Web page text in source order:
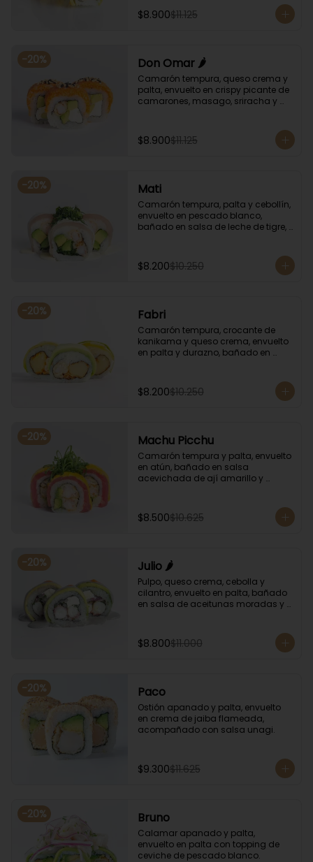
$8.900$11.125
-20% Don Omar 🌶️
Camarón tempura, queso crema y
palta, envuelto en crispy picante de
camarones, masago, sriracha y
$8.900$11.125
-20% Mati
Camarón tempura, palta y cebollín,
envuelto en pescado blanco,
bañado en salsa de leche de tigre,
$8.200$10.250
-20% Fabri
Camarón tempura, crocante de
kanikama y queso crema, envuelto
en palta y durazno, bañado en
$8.200$10.250
-20% Machu Picchu
Camarón tempura y palta, envuelto
en atún, bañado en salsa
acevichada de ají amarillo y
$8.500$10.625
-20% Julio 🌶️
Pulpo, queso crema, cebolla y
cilantro, envuelto en palta, bañado
en salsa de aceitunas moradas y
$8.800$11.000
-20% Paco
Ostión apanado y palta, envuelto
en crema de jaiba flameada,
acompañado con salsa unagi.
$9.300$11.625
-20% Bruno
Calamar apanado y palta,
envuelto en palta con topping de
ceviche de pescado blanco.